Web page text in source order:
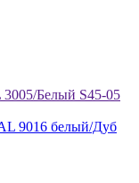
3005/Белый S45-05